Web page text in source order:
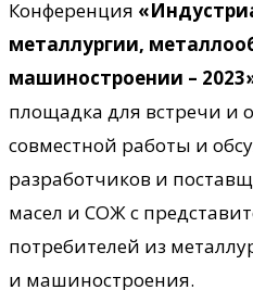
Конференция
металлургии,
машиностроении –
площадка для встречи и
совместной работы и
разработчиков и
масел и СОЖ с
потребителей из
и машиностроения.